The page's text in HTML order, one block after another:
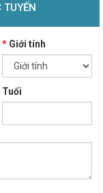
*Giới tính
Tuổi